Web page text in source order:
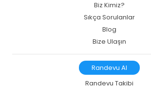
Biz Kimiz?
Sıkça Sorulanlar
Blog
Bize Ulaşın
Randevu Al
Randevu Takibi